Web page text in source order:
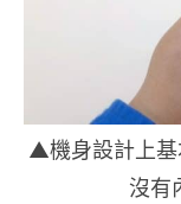
▲機身設計上基
沒有